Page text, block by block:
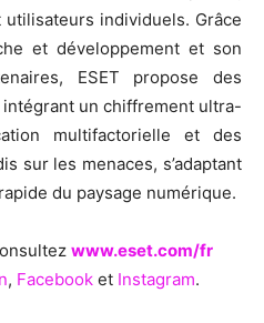
individuels. Grâce
et développement et son
ESET propose des
un chiffrement ultra-
multifactorielle et des
sur les menaces, s’adaptant
du paysage numérique.
www.eset.com/fr
, Facebook et Instagram.